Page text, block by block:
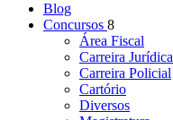
Blog
Concursos 8
Área Fiscal
Carreira Jurídica
Carreira Policial
Cartório
Diversos